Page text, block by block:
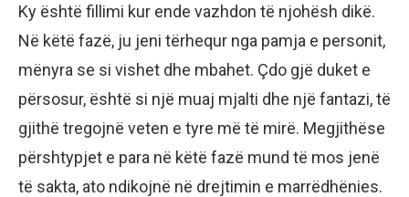
Ky është fillimi kur ende vazhdon të njohësh dikë.
Në këtë fazë, ju jeni tërhequr nga pamja e personit,
mënyra se si vishet dhe mbahet. Çdo gjë duket e
përsosur, është si një muaj mjalti dhe një fantazi, të
gjithë tregojnë veten e tyre më të mirë. Megjithëse
përshtypjet e para në këtë fazë mund të mos jenë
të sakta, ato ndikojnë në drejtimin e marrëdhënies.